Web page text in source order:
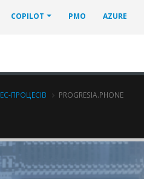
COPILOT PMO AZURE
ПРОЦЕСІВ PROGRESIA.PHONE